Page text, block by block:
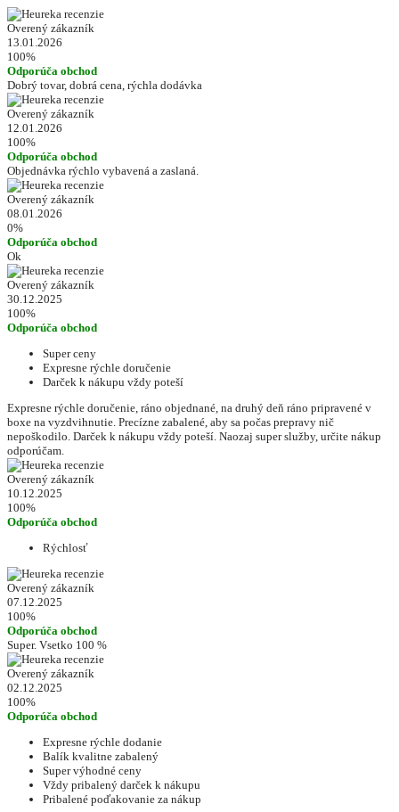
Overený zákazník
13.01.2026
100%
Odporúča obchod
Dobrý tovar, dobrá cena, rýchla dodávka
Overený zákazník
12.01.2026
100%
Odporúča obchod
Objednávka rýchlo vybavená a zaslaná.
Overený zákazník
08.01.2026
0%
Odporúča obchod
Ok
Overený zákazník
30.12.2025
100%
Odporúča obchod
Super ceny
Expresne rýchle doručenie
Darček k nákupu vždy poteší
Expresne rýchle doručenie, ráno objednané, na druhý deň ráno pripravené v
boxe na vyzdvihnutie. Precízne zabalené, aby sa počas prepravy nič
nepoškodilo. Darček k nákupu vždy poteší. Naozaj super služby, určite nákup
odporúčam.
Overený zákazník
10.12.2025
100%
Odporúča obchod
Rýchlosť
Overený zákazník
07.12.2025
100%
Odporúča obchod
Super. Vsetko 100 %
Overený zákazník
02.12.2025
100%
Odporúča obchod
Expresne rýchle dodanie
Balík kvalitne zabalený
Super výhodné ceny
Vždy pribalený darček k nákupu
Pribalené poďakovanie za nákup